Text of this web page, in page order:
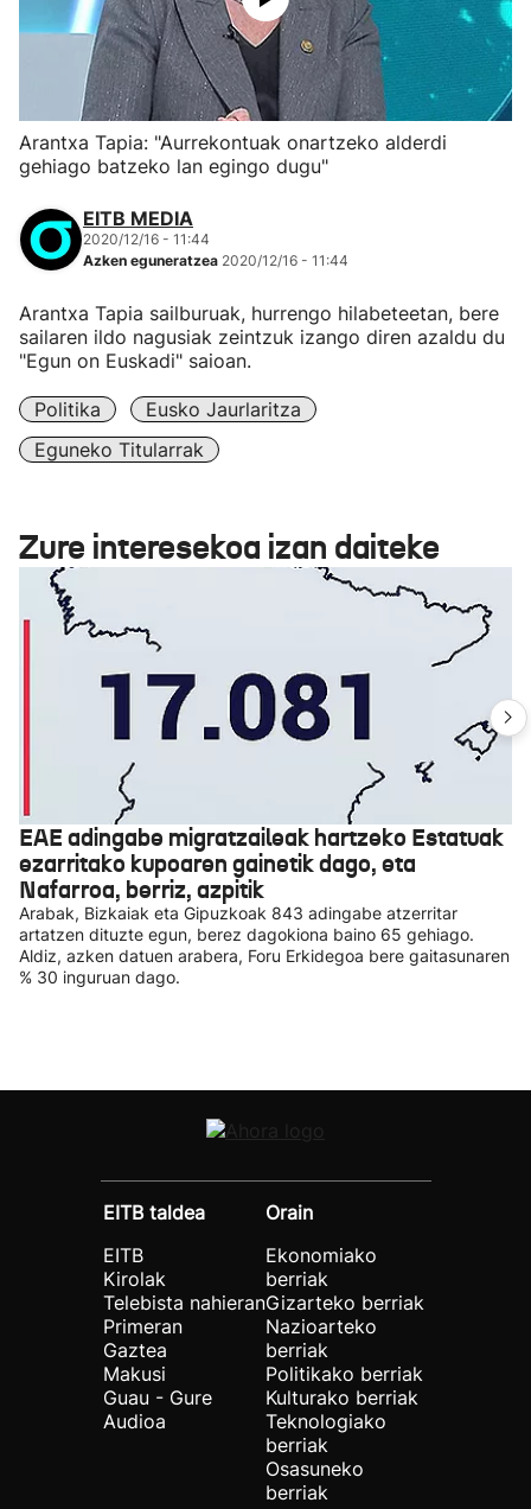
Arantxa Tapia: "Aurrekontuak onartzeko alderdi
gehiago batzeko lan egingo dugu"
EITB MEDIA
2020/12/16 - 11:44
Azken eguneratzea 2020/12/16 - 11:44
Arantxa Tapia sailburuak, hurrengo hilabeteetan, bere
sailaren ildo nagusiak zeintzuk izango diren azaldu du
"Egun on Euskadi" saioan.
Politika
Eusko Jaurlaritza
Eguneko Titularrak
Zure interesekoa izan daiteke
EAE adingabe migratzaileak hartzeko Estatuak
ezarritako kupoaren gainetik dago, eta
Nafarroa, berriz, azpitik
Arabak, Bizkaiak eta Gipuzkoak 843 adingabe atzerritar
artatzen dituzte egun, berez dagokiona baino 65 gehiago.
Aldiz, azken datuen arabera, Foru Erkidegoa bere gaitasunaren
% 30 inguruan dago.
EITB taldea
EITB
Kirolak
Telebista nahieran
Primeran
Gaztea
Makusi
Guau - Gure
Audioa
Orain
Ekonomiako
berriak
Gizarteko berriak
Nazioarteko
berriak
Politikako berriak
Kulturako berriak
Teknologiako
berriak
Osasuneko
berriak